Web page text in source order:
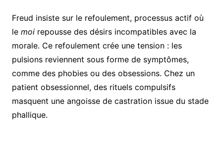
Freud insiste sur le refoulement, processus actif où
le moirepousse des désirs incompatibles avec la
morale. Ce refoulement crée une tension : les
pulsions reviennent sous forme de symptômes,
comme des phobies ou des obsessions. Chez un
patient obsessionnel, des rituels compulsifs
masquent une angoisse de castration issue du stade
phallique.